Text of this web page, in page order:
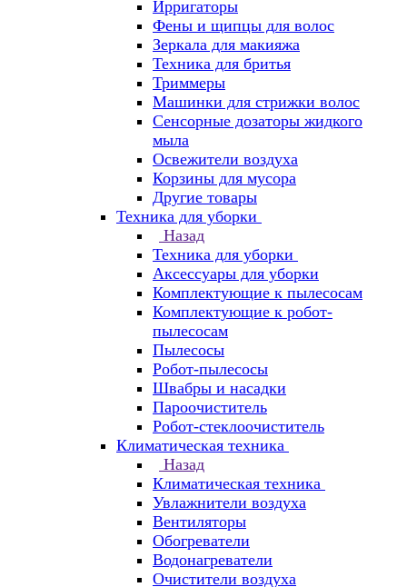
Ирригаторы
Фены и щипцы для волос
Зеркала для макияжа
Техника для бритья
Триммеры
Машинки для стрижки волос
Сенсорные дозаторы жидкого
мыла
Освежители воздуха
Корзины для мусора
Другие товары
Техника для уборки
Назад
Техника для уборки
Аксессуары для уборки
Комплектующие к пылесосам
Комплектующие к робот-
пылесосам
Пылесосы
Робот-пылесосы
Швабры и насадки
Пароочиститель
Робот-стеклоочиститель
Климатическая техника
Назад
Климатическая техника
Увлажнители воздуха
Вентиляторы
Обогреватели
Водонагреватели
Очистители воздуха